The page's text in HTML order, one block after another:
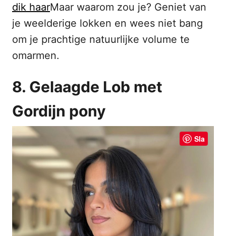
dik haarMaar waarom zou je? Geniet van
je weelderige lokken en wees niet bang
om je prachtige natuurlijke volume te
omarmen.
8. Gelaagde Lob met
Gordijn pony
Sla